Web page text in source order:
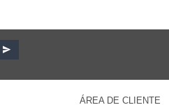
ÁREA DE CLIENTE